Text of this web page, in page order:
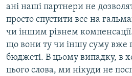
ані наші партнери не
просто спустити все на
чи іншим рівнем
що вони ту чи іншу суму вже
бюджеті. В цьому випадку, в
цього слова, ми нікуди не